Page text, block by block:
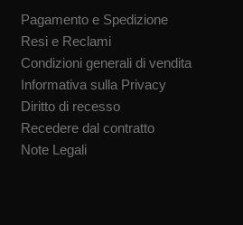
Pagamento e Spedizione
Resi e Reclami
Condizioni generali di vendita
Informativa sulla Privacy
Diritto di recesso
Recedere dal contratto
Note Legali